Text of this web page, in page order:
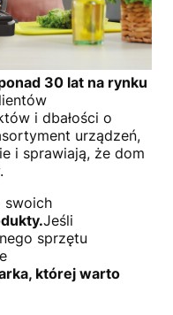
30 lat na rynku
i dbałości o
urządzeń,
i sprawiają, że dom
swoich
Jeśli
sprzętu
której warto